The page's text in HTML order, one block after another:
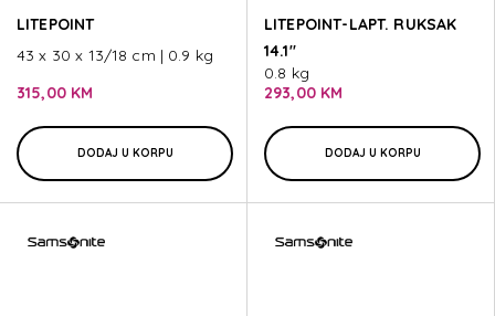
LITEPOINT
43 x 30 x 13/18 cm | 0.9 kg
315,00 KM
DODAJ U KORPU
LITEPOINT-LAPT. RUKSAK
14.1"
0.8 kg
293,00 KM
DODAJ U KORPU